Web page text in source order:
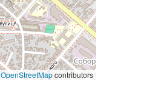
OpenStreetMapcontributors